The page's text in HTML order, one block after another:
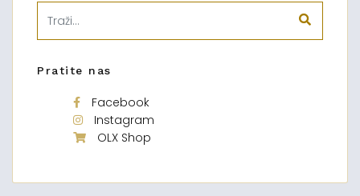
Pratite nas
Facebook
Instagram
OLX Shop